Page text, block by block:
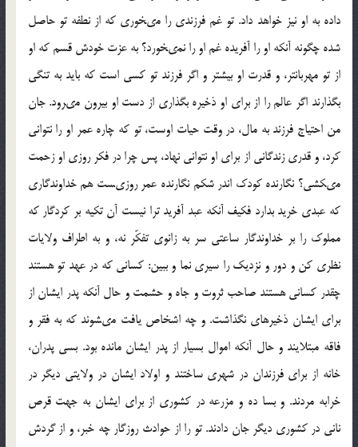
داده به او نيز خواهد داد. تو غم فرزندى را مى‏خورى كه از نطفه تو حاصل
شده چگونه آنكه او را آفريده غم او را نمى‏خورد؟ به عزت خودش قسم كه او
از تو مهربان‏تر، و قدرت او بيشتر و اگر فرزند تو كسى است كه بايد به تنگى
بگذارند اگر عالم را از براى او ذخيره بگذارى از دست او بيرون مى‏رود. جان
من احتياج فرزند به مال، در وقت حيات اوست، تو كه چاره عمر او را نتوانى
كرد، و قدرى زندگانى از براى او نتوانى نهاد، پس چرا در فكر روزى او زحمت
مى‏كشى؟ نگارنده كودك اندر شكم نگارنده عمر روزى‏ست هم خداوندگارى
كه عبدى خريد بدارد فكيف آنكه عبد آفريد ترا نيست آن تكيه بر كردگار كه
مملوك را بر خداوندگار ساعتى سر به زانوى تفكّر نه، و به اطراف ولايات
نظرى كن و دور و نزديك را سيرى نما و ببين: كسانى كه در عهد تو هستند
چقدر كسانى هستند صاحب ثروت و جاه و حشمت و حال آنكه پدر ايشان از
براى ايشان ذخيره‏اى نگذاشت. و چه اشخاص يافت مى‏شوند كه به فقر و
فاقه مبتلايند و حال آنكه اموال بسيار از پدر ايشان مانده بود. بسى پدران،
خانه از براى فرزندان در شهرى ساختند و اولاد ايشان در ولايتى ديگر در
خرابه مردند. و بسا ده و مزرعه در كشورى از براى ايشان به جهت قرص
نانى در كشورى ديگر جان دادند. تو را از حوادث روزگار چه خبر، و از گردش